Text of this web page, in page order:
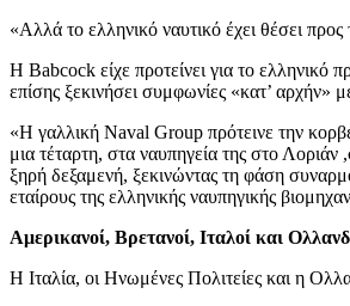
«Αλλά το ελληνικό ναυτικό έχει θέσει
Η Babcock είχε προτείνει για το ελληνικό
επίσης ξεκινήσει συμφωνίες «κατ’
«Η γαλλική Naval Group πρότεινε την
μια τέταρτη, στα ναυπηγεία της στο
ξηρή δεξαμενή, ξεκινώντας τη φάση
εταίρους της ελληνικής ναυπηγικής
Αμερικανοί, Βρετανοί, Ιταλοί και
Η Ιταλία, οι Ηνωμένες Πολιτείες και η